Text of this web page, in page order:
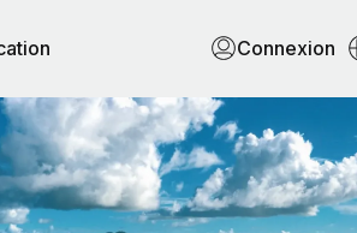
Connexion